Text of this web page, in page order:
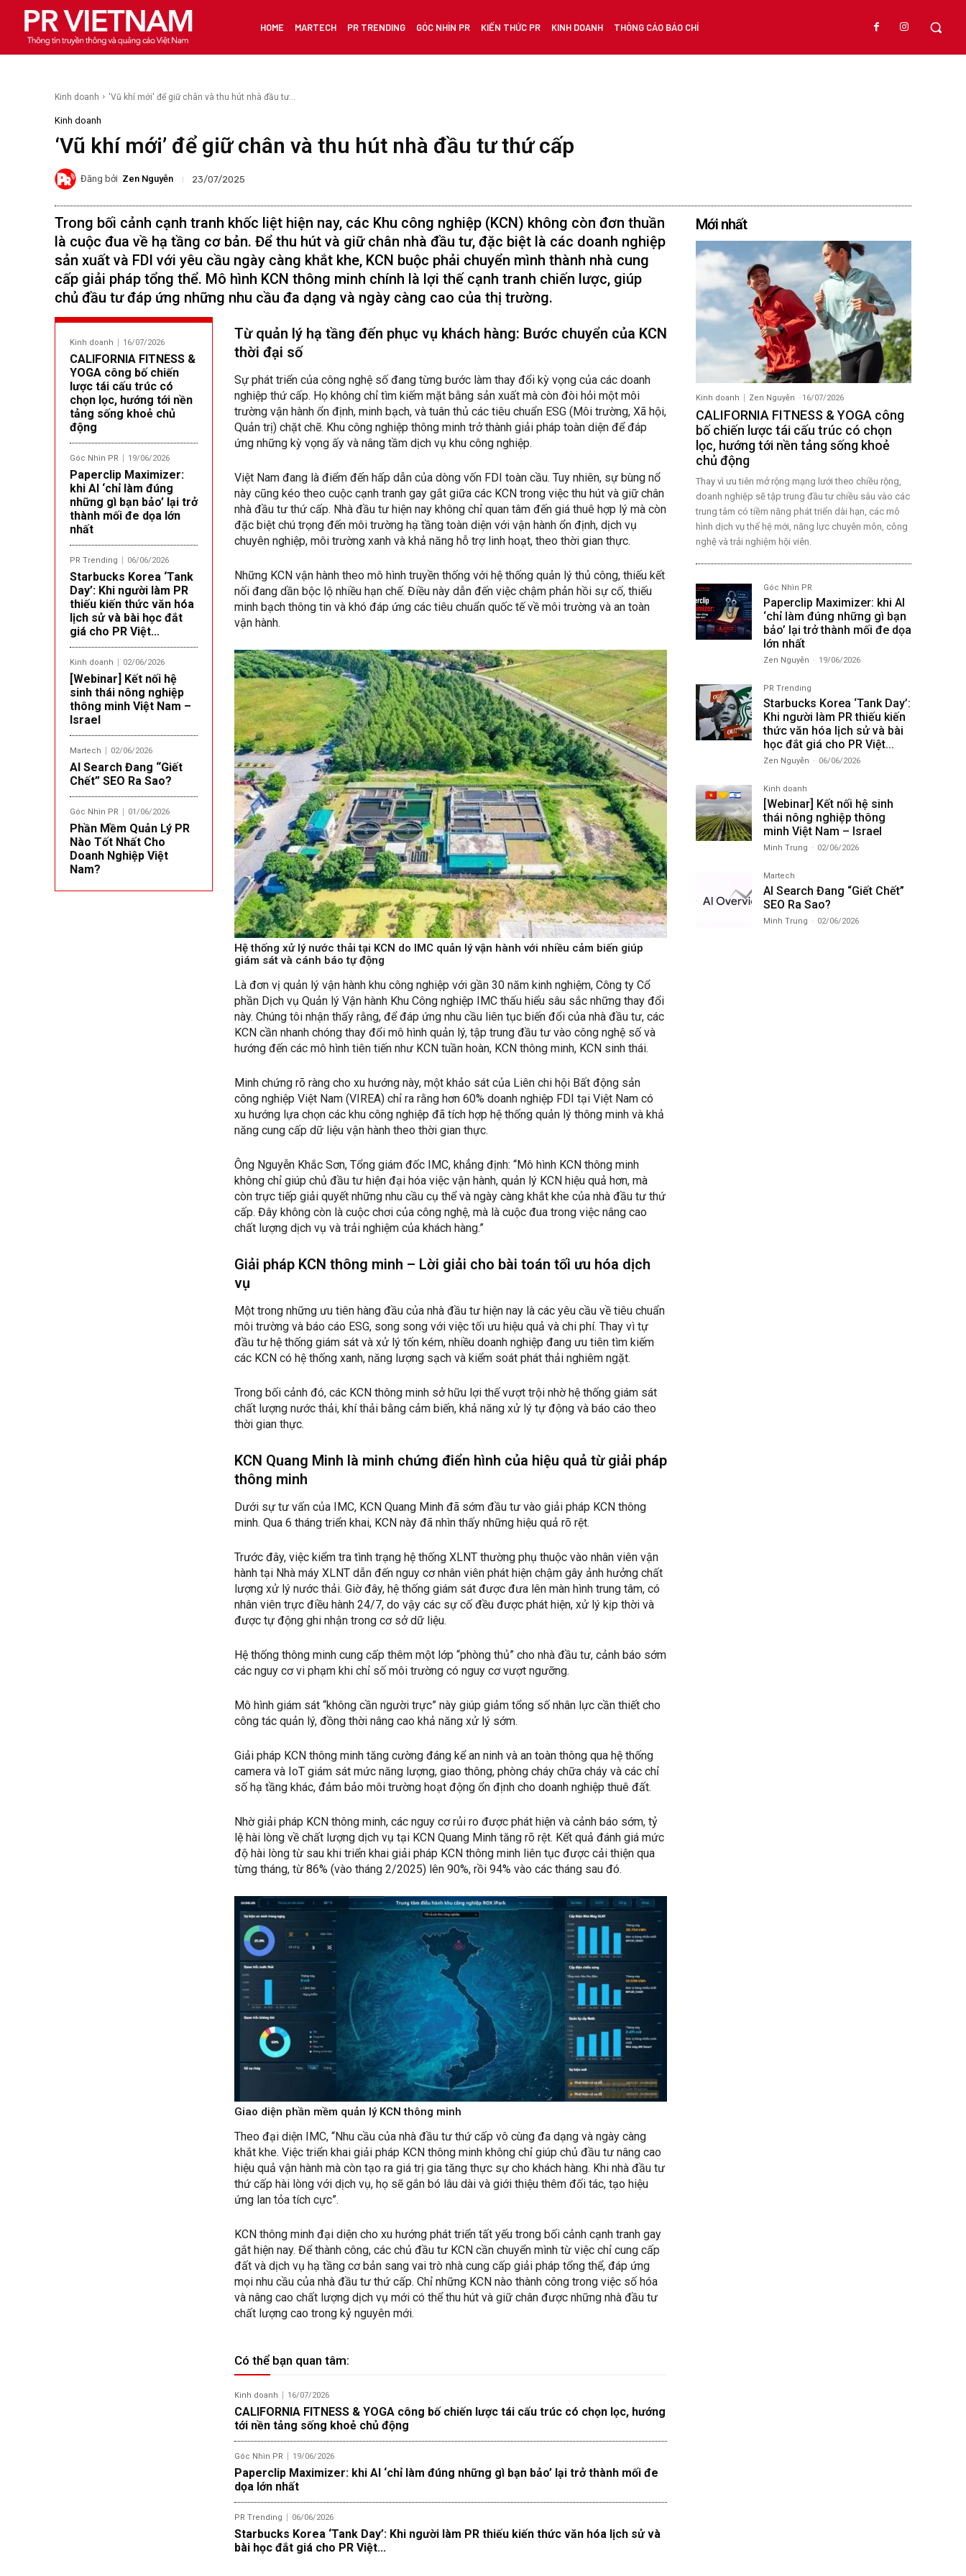
HOME MARTECH PR TRENDING GÓC NHÌN PR KIẾN THỨC PR KINH DOANH THÔNG CÁO BÁO CHÍ
Kinh doanh 'Vũ khí mới' để giữ chân và thu hút nhà đầu tư...
Kinh doanh
‘Vũ khí mới’ để giữ chân và thu hút nhà đầu tư thứ cấp
Đăng bởi Zen Nguyễn 23/07/2025
Trong bối cảnh cạnh tranh khốc liệt hiện nay, các Khu công nghiệp (KCN) không còn đơn thuần
là cuộc đua về hạ tầng cơ bản. Để thu hút và giữ chân nhà đầu tư, đặc biệt là các doanh nghiệp
sản xuất và FDI với yêu cầu ngày càng khắt khe, KCN buộc phải chuyển mình thành nhà cung
cấp giải pháp tổng thể. Mô hình KCN thông minh chính là lợi thế cạnh tranh chiến lược, giúp
chủ đầu tư đáp ứng những nhu cầu đa dạng và ngày càng cao của thị trường.
Kinh doanh 16/07/2026
CALIFORNIA FITNESS &
YOGA công bố chiến
lược tái cấu trúc có
chọn lọc, hướng tới nền
tảng sống khoẻ chủ
động
Góc Nhìn PR 19/06/2026
Paperclip Maximizer:
khi AI ‘chỉ làm đúng
những gì bạn bảo’ lại trở
thành mối đe dọa lớn
nhất
PR Trending 06/06/2026
Starbucks Korea ‘Tank
Day’: Khi người làm PR
thiếu kiến thức văn hóa
lịch sử và bài học đắt
giá cho PR Việt...
Kinh doanh 02/06/2026
[Webinar] Kết nối hệ
sinh thái nông nghiệp
thông minh Việt Nam –
Israel
Martech 02/06/2026
AI Search Đang “Giết
Chết” SEO Ra Sao?
Góc Nhìn PR 01/06/2026
Phần Mềm Quản Lý PR
Nào Tốt Nhất Cho
Doanh Nghiệp Việt
Nam?
Từ quản lý hạ tầng đến phục vụ khách hàng: Bước chuyển của KCN
thời đại số
Sự phát triển của công nghệ số đang từng bước làm thay đổi kỳ vọng của các doanh
nghiệp thứ cấp. Họ không chỉ tìm kiếm mặt bằng sản xuất mà còn đòi hỏi một môi
trường vận hành ổn định, minh bạch, và tuân thủ các tiêu chuẩn ESG (Môi trường, Xã hội,
Quản trị) chặt chẽ. Khu công nghiệp thông minh trở thành giải pháp toàn diện để đáp
ứng những kỳ vọng ấy và nâng tầm dịch vụ khu công nghiệp.
Việt Nam đang là điểm đến hấp dẫn của dòng vốn FDI toàn cầu. Tuy nhiên, sự bùng nổ
này cũng kéo theo cuộc cạnh tranh gay gắt giữa các KCN trong việc thu hút và giữ chân
nhà đầu tư thứ cấp. Nhà đầu tư hiện nay không chỉ quan tâm đến giá thuê hợp lý mà còn
đặc biệt chú trọng đến môi trường hạ tầng toàn diện với vận hành ổn định, dịch vụ
chuyên nghiệp, môi trường xanh và khả năng hỗ trợ linh hoạt, theo thời gian thực.
Những KCN vận hành theo mô hình truyền thống với hệ thống quản lý thủ công, thiếu kết
nối đang dần bộc lộ nhiều hạn chế. Điều này dẫn đến việc chậm phản hồi sự cố, thiếu
minh bạch thông tin và khó đáp ứng các tiêu chuẩn quốc tế về môi trường và an toàn
vận hành.
Hệ thống xử lý nước thải tại KCN do IMC quản lý vận hành với nhiều cảm biến giúp
giám sát và cánh báo tự động
Là đơn vị quản lý vận hành khu công nghiệp với gần 30 năm kinh nghiệm, Công ty Cổ
phần Dịch vụ Quản lý Vận hành Khu Công nghiệp IMC thấu hiểu sâu sắc những thay đổi
này. Chúng tôi nhận thấy rằng, để đáp ứng nhu cầu liên tục biến đổi của nhà đầu tư, các
KCN cần nhanh chóng thay đổi mô hình quản lý, tập trung đầu tư vào công nghệ số và
hướng đến các mô hình tiên tiến như KCN tuần hoàn, KCN thông minh, KCN sinh thái.
Minh chứng rõ ràng cho xu hướng này, một khảo sát của Liên chi hội Bất động sản
công nghiệp Việt Nam (VIREA) chỉ ra rằng hơn 60% doanh nghiệp FDI tại Việt Nam có
xu hướng lựa chọn các khu công nghiệp đã tích hợp hệ thống quản lý thông minh và khả
năng cung cấp dữ liệu vận hành theo thời gian thực.
Ông Nguyễn Khắc Sơn, Tổng giám đốc IMC, khẳng định: “Mô hình KCN thông minh
không chỉ giúp chủ đầu tư hiện đại hóa việc vận hành, quản lý KCN hiệu quả hơn, mà
còn trực tiếp giải quyết những nhu cầu cụ thể và ngày càng khắt khe của nhà đầu tư thứ
cấp. Đây không còn là cuộc chơi của công nghệ, mà là cuộc đua trong việc nâng cao
chất lượng dịch vụ và trải nghiệm của khách hàng.”
Giải pháp KCN thông minh – Lời giải cho bài toán tối ưu hóa dịch
vụ
Một trong những ưu tiên hàng đầu của nhà đầu tư hiện nay là các yêu cầu về tiêu chuẩn
môi trường và báo cáo ESG, song song với việc tối ưu hiệu quả và chi phí. Thay vì tự
đầu tư hệ thống giám sát và xử lý tốn kém, nhiều doanh nghiệp đang ưu tiên tìm kiếm
các KCN có hệ thống xanh, năng lượng sạch và kiểm soát phát thải nghiêm ngặt.
Trong bối cảnh đó, các KCN thông minh sở hữu lợi thế vượt trội nhờ hệ thống giám sát
chất lượng nước thải, khí thải bằng cảm biến, khả năng xử lý tự động và báo cáo theo
thời gian thực.
KCN Quang Minh là minh chứng điển hình của hiệu quả từ giải pháp
thông minh
Dưới sự tư vấn của IMC, KCN Quang Minh đã sớm đầu tư vào giải pháp KCN thông
minh. Qua 6 tháng triển khai, KCN này đã nhìn thấy những hiệu quả rõ rệt.
Trước đây, việc kiểm tra tình trạng hệ thống XLNT thường phụ thuộc vào nhân viên vận
hành tại Nhà máy XLNT dẫn đến nguy cơ nhân viên phát hiện chậm gây ảnh hưởng chất
lượng xử lý nước thải. Giờ đây, hệ thống giám sát được đưa lên màn hình trung tâm, có
nhân viên trực điều hành 24/7, do vậy các sự cố đều được phát hiện, xử lý kịp thời và
được tự động ghi nhận trong cơ sở dữ liệu.
Hệ thống thông minh cung cấp thêm một lớp “phòng thủ” cho nhà đầu tư, cảnh báo sớm
các nguy cơ vi phạm khi chỉ số môi trường có nguy cơ vượt ngưỡng.
Mô hình giám sát “không cần người trực” này giúp giảm tổng số nhân lực cần thiết cho
công tác quản lý, đồng thời nâng cao khả năng xử lý sớm.
Giải pháp KCN thông minh tăng cường đáng kể an ninh và an toàn thông qua hệ thống
camera và IoT giám sát mức năng lượng, giao thông, phòng cháy chữa cháy và các chỉ
số hạ tầng khác, đảm bảo môi trường hoạt động ổn định cho doanh nghiệp thuê đất.
Nhờ giải pháp KCN thông minh, các nguy cơ rủi ro được phát hiện và cảnh báo sớm, tỷ
lệ hài lòng về chất lượng dịch vụ tại KCN Quang Minh tăng rõ rệt. Kết quả đánh giá mức
độ hài lòng từ sau khi triển khai giải pháp KCN thông minh liên tục được cải thiện qua
từng tháng, từ 86% (vào tháng 2/2025) lên 90%, rồi 94% vào các tháng sau đó.
Giao diện phần mềm quản lý KCN thông minh
Theo đại diện IMC, “Nhu cầu của nhà đầu tư thứ cấp vô cùng đa dạng và ngày càng
khắt khe. Việc triển khai giải pháp KCN thông minh không chỉ giúp chủ đầu tư nâng cao
hiệu quả vận hành mà còn tạo ra giá trị gia tăng thực sự cho khách hàng. Khi nhà đầu tư
thứ cấp hài lòng với dịch vụ, họ sẽ gắn bó lâu dài và giới thiệu thêm đối tác, tạo hiệu
ứng lan tỏa tích cực”.
KCN thông minh đại diện cho xu hướng phát triển tất yếu trong bối cảnh cạnh tranh gay
gắt hiện nay. Để thành công, các chủ đầu tư KCN cần chuyển mình từ việc chỉ cung cấp
đất và dịch vụ hạ tầng cơ bản sang vai trò nhà cung cấp giải pháp tổng thể, đáp ứng
mọi nhu cầu của nhà đầu tư thứ cấp. Chỉ những KCN nào thành công trong việc số hóa
và nâng cao chất lượng dịch vụ mới có thể thu hút và giữ chân được những nhà đầu tư
chất lượng cao trong kỷ nguyên mới.
Có thể bạn quan tâm:
Kinh doanh 16/07/2026
CALIFORNIA FITNESS & YOGA công bố chiến lược tái cấu trúc có chọn lọc, hướng
tới nền tảng sống khoẻ chủ động
Góc Nhìn PR 19/06/2026
Paperclip Maximizer: khi AI ‘chỉ làm đúng những gì bạn bảo’ lại trở thành mối đe
dọa lớn nhất
PR Trending 06/06/2026
Starbucks Korea ‘Tank Day’: Khi người làm PR thiếu kiến thức văn hóa lịch sử và
bài học đắt giá cho PR Việt...
Mới nhất
Kinh doanh Zen Nguyễn - 16/07/2026
CALIFORNIA FITNESS & YOGA công
bố chiến lược tái cấu trúc có chọn
lọc, hướng tới nền tảng sống khoẻ
chủ động
Thay vì ưu tiên mở rộng mạng lưới theo chiều rộng,
doanh nghiệp sẽ tập trung đầu tư chiều sâu vào các
trung tâm có tiềm năng phát triển dài hạn, các mô
hình dịch vụ thế hệ mới, năng lực chuyên môn, công
nghệ và trải nghiệm hội viên.
Góc Nhìn PR
Paperclip Maximizer: khi AI
‘chỉ làm đúng những gì bạn
bảo’ lại trở thành mối đe dọa
lớn nhất
Zen Nguyễn - 19/06/2026
PR Trending
Starbucks Korea ‘Tank Day’:
Khi người làm PR thiếu kiến
thức văn hóa lịch sử và bài
học đắt giá cho PR Việt...
Zen Nguyễn - 06/06/2026
Kinh doanh
[Webinar] Kết nối hệ sinh
thái nông nghiệp thông
minh Việt Nam – Israel
Minh Trung - 02/06/2026
Martech
AI Search Đang “Giết Chết”
SEO Ra Sao?
Minh Trung - 02/06/2026